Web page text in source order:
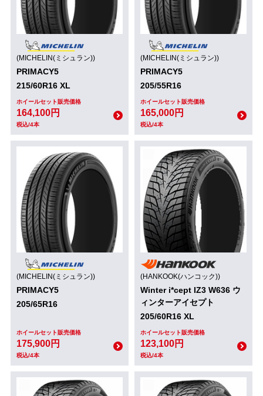
(MICHELIN(ミシュラン))
PRIMACY5
215/60R16 XL
ホイールセット販売価格
164,100円
税込/4本
(MICHELIN(ミシュラン))
PRIMACY5
205/55R16
ホイールセット販売価格
165,000円
税込/4本
(MICHELIN(ミシュラン))
PRIMACY5
205/65R16
ホイールセット販売価格
175,900円
税込/4本
(HANKOOK(ハンコック))
Winter i*cept IZ3 W636 ウ
ィンターアイセプト
205/60R16 XL
ホイールセット販売価格
123,100円
税込/4本